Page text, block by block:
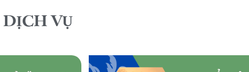
DỊCH VỤ